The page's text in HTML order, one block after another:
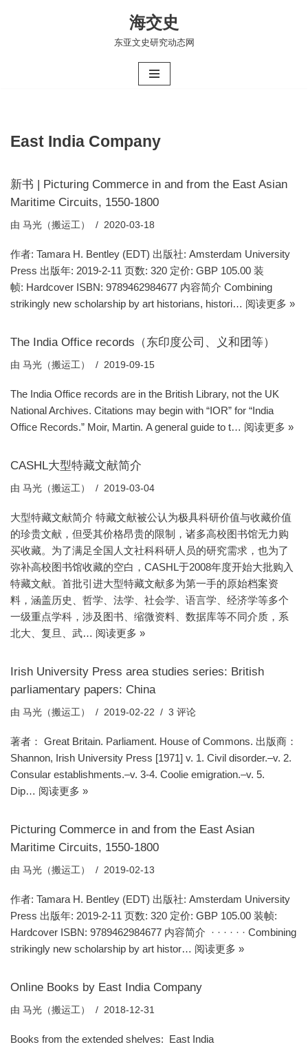
海交史
东亚文史研究动态网
East India Company
新书 | Picturing Commerce in and from the East Asian
Maritime Circuits, 1550-1800
由 马光（搬运工） 2020-03-18
作者: Tamara H. Bentley (EDT) 出版社: Amsterdam University
Press 出版年: 2019-2-11 页数: 320 定价: GBP 105.00 装
帧: Hardcover ISBN: 9789462984677 内容简介 Combining
strikingly new scholarship by art historians, histori… 阅读更多 »
The India Office records（东印度公司、义和团等）
由 马光（搬运工） 2019-09-15
The India Office records are in the British Library, not the UK
National Archives. Citations may begin with “IOR” for “India
Office Records.” Moir, Martin. A general guide to t… 阅读更多 »
CASHL大型特藏文献简介
由 马光（搬运工） 2019-03-04
大型特藏文献简介 特藏文献被公认为极具科研价值与收藏价值
的珍贵文献，但受其价格昂贵的限制，诸多高校图书馆无力购
买收藏。为了满足全国人文社科科研人员的研究需求，也为了
弥补高校图书馆收藏的空白，CASHL于2008年度开始大批购入
特藏文献。首批引进大型特藏文献多为第一手的原始档案资
料，涵盖历史、哲学、法学、社会学、语言学、经济学等多个
一级重点学科，涉及图书、缩微资料、数据库等不同介质，系
北大、复旦、武… 阅读更多 »
Irish University Press area studies series: British
parliamentary papers: China
由 马光（搬运工） 2019-02-22 3 评论
著者： Great Britain. Parliament. House of Commons. 出版商：
Shannon, Irish University Press [1971] v. 1. Civil disorder.–v. 2.
Consular establishments.–v. 3-4. Coolie emigration.–v. 5.
Dip… 阅读更多 »
Picturing Commerce in and from the East Asian
Maritime Circuits, 1550-1800
由 马光（搬运工） 2019-02-13
作者: Tamara H. Bentley (EDT) 出版社: Amsterdam University
Press 出版年: 2019-2-11 页数: 320 定价: GBP 105.00 装帧:
Hardcover ISBN: 9789462984677 内容简介 · · · · · · Combining
strikingly new scholarship by art histor… 阅读更多 »
Online Books by East India Company
由 马光（搬运工） 2018-12-31
Books from the extended shelves: East India